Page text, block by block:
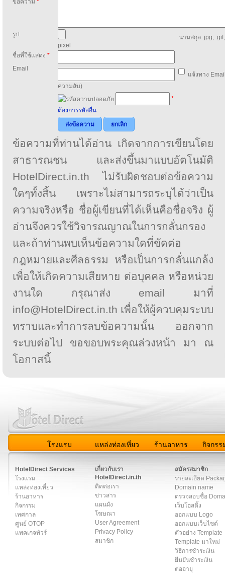
ข้อความ *
รูป
นามสกุล .jpg,
pixel
ชื่อที่ใช้แสดง *
Email
แจ้งทาง
ความลับ)
*
ต้องการรหัสอื่น
ส่งข้อความ
ยกเลิก
ข้อความที่ท่านได้อ่าน เกิดจากการเขียนโดย
สาธารณชน และส่งขึ้นมาแบบอัตโนมัติ
HotelDirect.in.th ไม่รับผิดชอบต่อข้อความ
ใดๆทั้งสิ้น เพราะไม่สามารถระบุได้ว่าเป็น
ความจริงหรือ ชื่อผู้เขียนที่ได้เห็นคือชื่อจริง ผู้
อ่านจึงควรใช้วิจารณญาณในการกลั่นกรอง
และถ้าท่านพบเห็นข้อความใดที่ขัดต่อ
กฎหมายและศีลธรรม หรือเป็นการกลั่นแกล้ง
เพื่อให้เกิดความเสียหาย ต่อบุคคล หรือหน่วย
งานใด กรุณาส่ง email มาที่
info@HotelDirect.in.th เพื่อให้ผู้ควบคุมระบบ
ทราบและทำการลบข้อความนั้น ออกจาก
ระบบต่อไป ขอขอบพระคุณล่วงหน้า มา ณ
โอกาสนี้
โรงแรม แหล่งท่องเที่ยว ร้านอาหาร กิจกรร
HotelDirect Services
โรงแรม
แหล่งท่องเที่ยว
ร้านอาหาร
กิจกรรม
เทศกาล
ศูนย์ OTOP
แพคเกจทัวร์
เกี่ยวกับเรา
HotelDirect.in.th
ติดต่อเรา
ข่าวสาร
แผนผัง
โฆษณา
User Agreement
Privacy Policy
สมาชิก
สมัครสมาชิก
รายละเอียด
Domain name
ตรวจสอบชื่อ
เว็บโฮสติ้ง
ออกแบบ Logo
ออกแบบเว็บไซต์
ตัวอย่าง Template
Template มาใหม่
วิธีการชำระเงิน
ยืนยันชำระเงิน
ต่ออายุ